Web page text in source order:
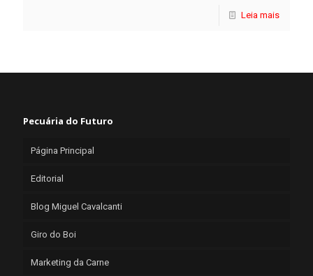
Leia mais
Pecuária do Futuro
Página Principal
Editorial
Blog Miguel Cavalcanti
Giro do Boi
Marketing da Carne